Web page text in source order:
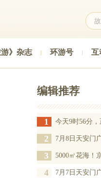
》杂志 环游号 互
编辑推荐
1 今天9时56分
2 7月8日天安门
3 5000㎡花海！
4 7月7日天安门